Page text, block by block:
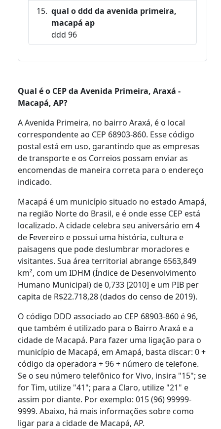
qual o ddd da avenida primeira,
macapá ap
ddd 96
Qual é o CEP da Avenida Primeira, Araxá -
Macapá, AP?
A Avenida Primeira, no bairro Araxá, é o local
correspondente ao CEP 68903-860. Esse código
postal está em uso, garantindo que as empresas
de transporte e os Correios possam enviar as
encomendas de maneira correta para o endereço
indicado.
Macapá é um município situado no estado Amapá,
na região Norte do Brasil, e é onde esse CEP está
localizado. A cidade celebra seu aniversário em 4
de Fevereiro e possui uma história, cultura e
paisagens que pode deslumbrar moradores e
visitantes. Sua área territorial abrange 6563,849
km², com um IDHM (Índice de Desenvolvimento
Humano Municipal) de 0,733 [2010] e um PIB per
capita de R$22.718,28 (dados do censo de 2019).
O código DDD associado ao CEP 68903-860 é 96,
que também é utilizado para o Bairro Araxá e a
cidade de Macapá. Para fazer uma ligação para o
município de Macapá, em Amapá, basta discar: 0 +
código da operadora + 96 + número de telefone.
Se o seu número telefônico for Vivo, insira "15"; se
for Tim, utilize "41"; para a Claro, utilize "21" e
assim por diante. Por exemplo: 015 (96) 99999-
9999. Abaixo, há mais informações sobre como
ligar para a cidade de Macapá, AP.